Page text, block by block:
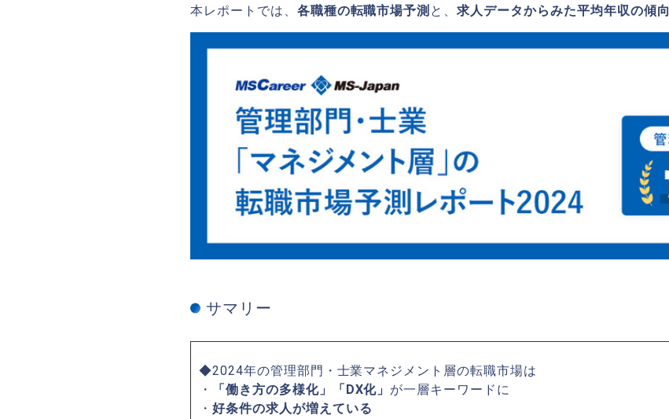
本レポートでは、 各職種の転職市場予測 と、求人データからみた平均年収の傾向
サマリー
◆2024年の管理部門・士業マネジメント層の転職市場は
・
「働き方の多様化」「DX化」 が一層キーワードに
・ 好条件の求人が増えている